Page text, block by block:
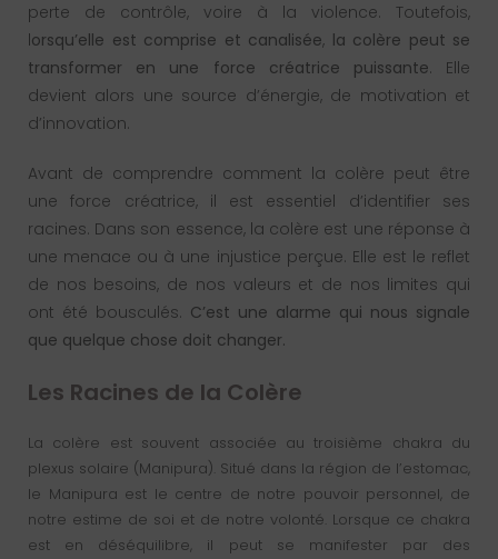
perte de contrôle, voire à la violence. Toutefois,
lorsqu’elle est comprise et canalisée, la colère peut se
transformer en une force créatrice puissante. Elle
devient alors une source d’énergie, de motivation et
d’innovation.
Avant de comprendre comment la colère peut être
une force créatrice, il est essentiel d’identifier ses
racines. Dans son essence, la colère est une réponse à
une menace ou à une injustice perçue. Elle est le reflet
de nos besoins, de nos valeurs et de nos limites qui
ont été bousculés. C’est une alarme qui nous signale
que quelque chose doit changer.
Les Racines de la Colère
La colère est souvent associée au troisième chakra du
plexus solaire (Manipura). Situé dans la région de l’estomac,
le Manipura est le centre de notre pouvoir personnel, de
notre estime de soi et de notre volonté. Lorsque ce chakra
est en déséquilibre, il peut se manifester par des